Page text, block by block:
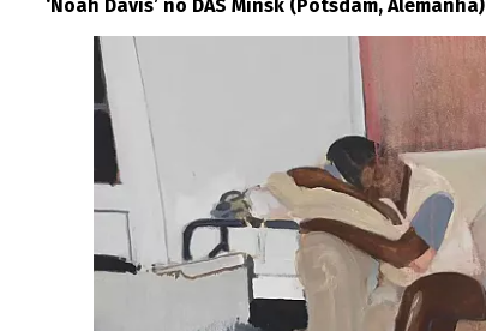
‘Noah Davis’ no DAS Minsk (Potsdam, Alemanha)